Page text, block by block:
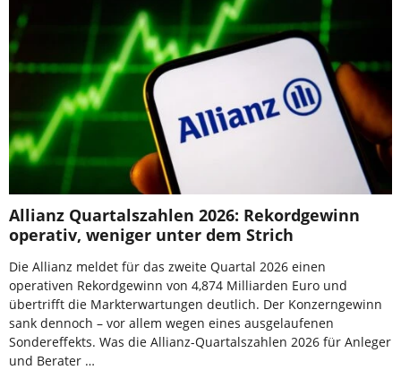
Allianz Quartalszahlen 2026: Rekordgewinn
operativ, weniger unter dem Strich
Die Allianz meldet für das zweite Quartal 2026 einen
operativen Rekordgewinn von 4,874 Milliarden Euro und
übertrifft die Markterwartungen deutlich. Der Konzerngewinn
sank dennoch – vor allem wegen eines ausgelaufenen
Sondereffekts. Was die Allianz-Quartalszahlen 2026 für Anleger
und Berater …